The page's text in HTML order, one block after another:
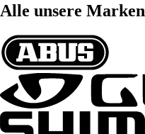
Alle unsere Marken